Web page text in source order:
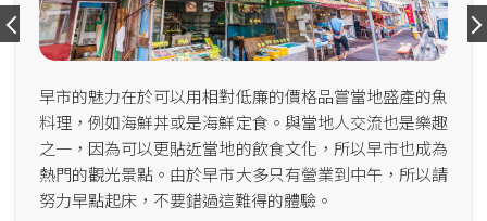
早市的魅力在於可以用相對低廉的價格品嘗當地盛產的魚
料理，例如海鮮丼或是海鮮定食。與當地人交流也是樂趣
之一，因為可以更貼近當地的飲食文化，所以早市也成為
熱門的觀光景點。由於早市大多只有營業到中午，所以請
努力早點起床，不要錯過這難得的體驗。